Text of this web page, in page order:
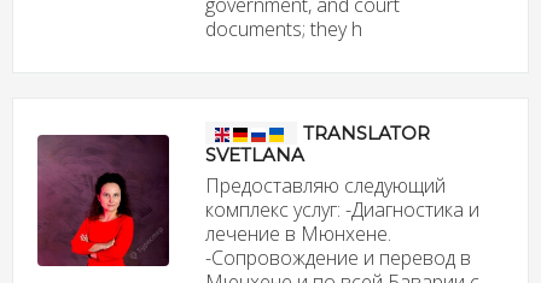
documents; they h
TRANSLATOR
SVETLANA
Предоставляю следующий
комплекс услуг: -Диагностика и
лечение в Мюнхене.
-Сопровождение и перевод в